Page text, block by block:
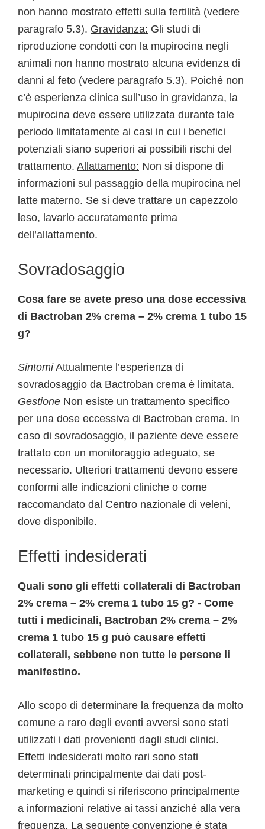
non hanno mostrato effetti sulla fertilità (vedere
paragrafo 5.3). Gravidanza: Gli studi di
riproduzione condotti con la mupirocina negli
animali non hanno mostrato alcuna evidenza di
danni al feto (vedere paragrafo 5.3). Poiché non
c’è esperienza clinica sull’uso in gravidanza, la
mupirocina deve essere utilizzata durante tale
periodo limitatamente ai casi in cui i benefici
potenziali siano superiori ai possibili rischi del
trattamento. Allattamento: Non si dispone di
informazioni sul passaggio della mupirocina nel
latte materno. Se si deve trattare un capezzolo
leso, lavarlo accuratamente prima
dell’allattamento.
Sovradosaggio
Cosa fare se avete preso una dose eccessiva
di Bactroban 2% crema – 2% crema 1 tubo 15
g?
SintomiAttualmente l’esperienza di
sovradosaggio da Bactroban crema è limitata.
Gestione Non esiste un trattamento specifico
per una dose eccessiva di Bactroban crema. In
caso di sovradosaggio, il paziente deve essere
trattato con un monitoraggio adeguato, se
necessario. Ulteriori trattamenti devono essere
conformi alle indicazioni cliniche o come
raccomandato dal Centro nazionale di veleni,
dove disponibile.
Effetti indesiderati
Quali sono gli effetti collaterali di Bactroban
2% crema – 2% crema 1 tubo 15 g? - Come
tutti i medicinali, Bactroban 2% crema – 2%
crema 1 tubo 15 g può causare effetti
collaterali, sebbene non tutte le persone li
manifestino.
Allo scopo di determinare la frequenza da molto
comune a raro degli eventi avversi sono stati
utilizzati i dati provenienti dagli studi clinici.
Effetti indesiderati molto rari sono stati
determinati principalmente dai dati post-
marketing e quindi si riferiscono principalmente
a informazioni relative ai tassi anziché alla vera
frequenza. La seguente convenzione è stata